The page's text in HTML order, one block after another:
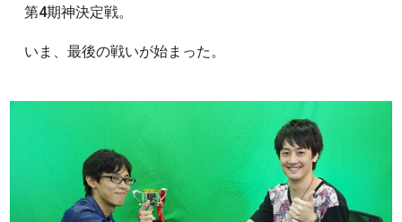
第4期神決定戦。
いま、最後の戦いが始まった。